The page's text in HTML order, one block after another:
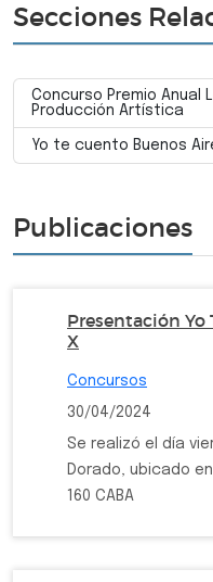
Secciones
Concurso Premio Anual
Producción Artística
Yo te cuento Buenos
Publicaciones
Presentación Yo
X
Concursos
30/04/2024
Se realizó el día
Dorado, ubicado
160 CABA